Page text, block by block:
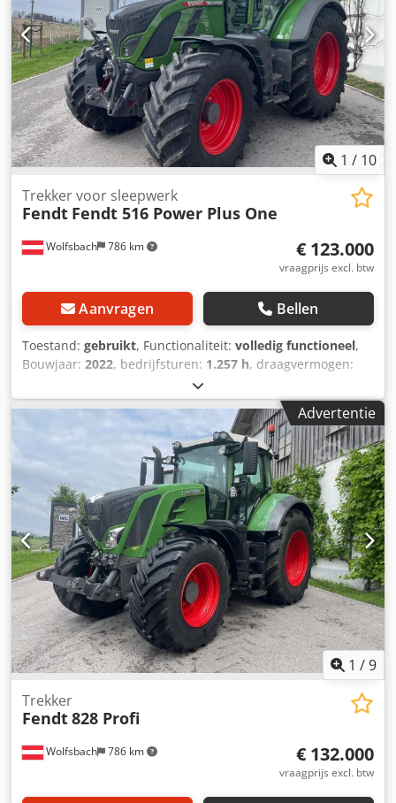
1 / 10
Wolfsbach 786 km
Trekker voor sleepwerk
Fendt Fendt 516 Power Plus One
€ 123.000
vraagprijs excl. btw
Aanvragen Bellen
Toestand: gebruikt, Functionaliteit: volledig functioneel,
Bouwjaar: 2022, bedrijfsturen: 1.257 h, draagvermogen:
2.965 mm
(212,10 pk), leeggewicht:7.900 kg, totale lengte:4.453
mm
, bouwbreedte:2.505 mm
, Tractor Snelheidsklasse: 50
Technische staat: zeer goed Batterijconditie: zeer goed
Dedpjzc Dbiofx Ab Njkr
Advertentie
1 /9
Wolfsbach 786 km
Trekker
Fendt828 Profi
€ 132.000
vraagprijs excl. btw